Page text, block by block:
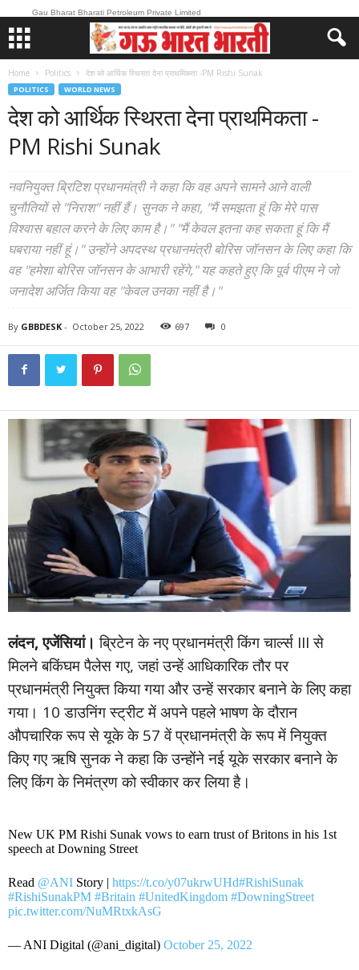
Gau Bharat Bharati Petroleum Private Limited
Home Politics देश को आर्थिक स्थिरता देना प्राथमिकता -PM Rishi Sunak
POLITICS WORLD NEWS
देश को आर्थिक स्थिरता देना प्राथमिकता -
PM Rishi Sunak
नवनियुक्त ब्रिटिश प्रधानमंत्री ने कहा कि वह अपने सामने आने वाली
चुनौतियों से "निराश" नहीं हैं। सुनक ने कहा, "मैं समझता हूं कि मेरे पास
विश्वास बहाल करने के लिए काम है।" "मैं केवल इतना कह सकता हूं कि मैं
घबराया नहीं हूं।" उन्होंने अपदस्थ प्रधानमंत्री बोरिस जॉनसन के लिए कहा कि
वह "हमेशा बोरिस जॉनसन के आभारी रहेंगे," यह कहते हुए कि पूर्व पीएम ने जो
जनादेश अर्जित किया वह "केवल उनका नहीं है।"
By GBBDESK - October 25, 2022 697 0
लंदन, एजेंसियां। ब्रिटेन के नए प्रधानमंत्री किंग चार्ल्स III से
मिलने बकिंघम पैलेस गए, जहां उन्हें आधिकारिक तौर पर
प्रधानमंत्री नियुक्त किया गया और उन्हें सरकार बनाने के लिए कहा
गया। 10 डाउनिंग स्ट्रीट में अपने पहले भाषण के दौरान
औपचारिक रूप से यूके के 57 वें प्रधानमंत्री के रूप में नियुक्त
किए गए ऋषि सुनक ने कहा कि उन्होंने नई यूके सरकार बनाने के
लिए किंग के निमंत्रण को स्वीकार कर लिया है।
New UK PM Rishi Sunak vows to earn trust of Britons in his 1st
speech at Downing Street
Read @ANI Story | https://t.co/y07ukrwUHd#RishiSunak
#RishiSunakPM #Britain #UnitedKingdom #DowningStreet
pic.twitter.com/NuMRtxkAsG
— ANI Digital (@ani_digital) October 25, 2022